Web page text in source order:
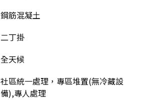
鋼筋混凝土
二丁掛
全天候
社區統一處理，專區堆置(無冷藏設
備),專人處理